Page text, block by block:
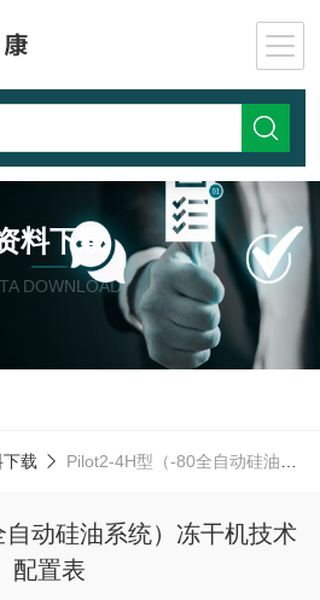
料下载
DOWNLOAD
下载 Pilot2-4H型（-80全自动硅油系统）冻干机技术配置表
动硅油系统）冻干机技术
配置表